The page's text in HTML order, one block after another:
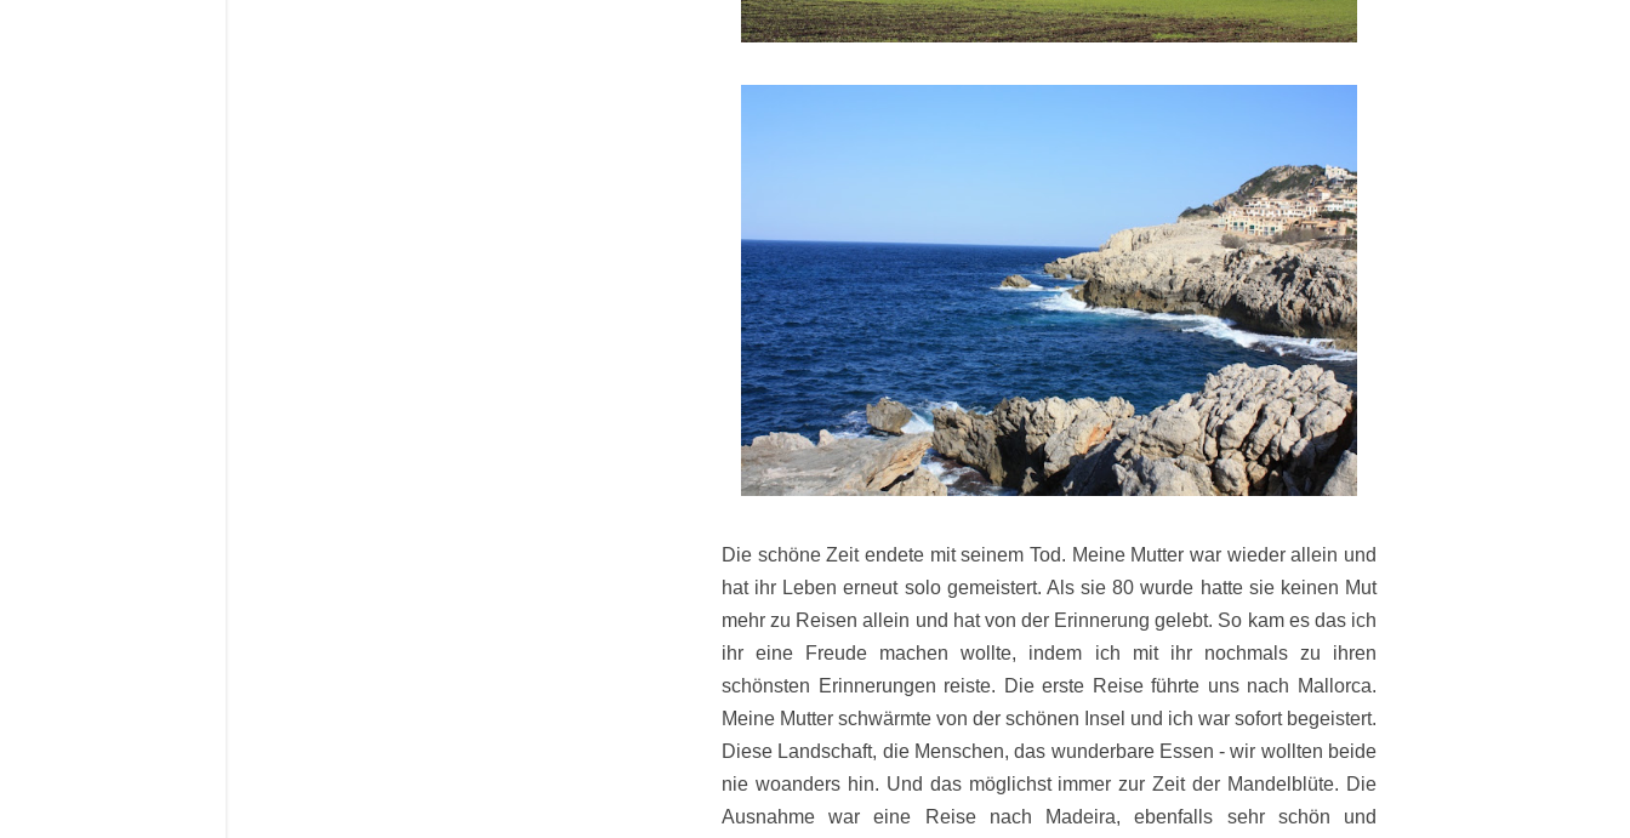
Die schöne Zeit endete mit seinem Tod. Meine Mutter war wieder allein und
hat ihr Leben erneut solo gemeistert. Als sie 80 wurde hatte sie keinen Mut
mehr zu Reisen allein und hat von der Erinnerung gelebt. So kam es das ich
ihr eine Freude machen wollte, indem ich mit ihr nochmals zu ihren
schönsten Erinnerungen reiste. Die erste Reise führte uns nach Mallorca.
Meine Mutter schwärmte von der schönen Insel und ich war sofort begeistert.
Diese Landschaft, die Menschen, das wunderbare Essen - wir wollten beide
nie woanders hin. Und das möglichst immer zur Zeit der Mandelblüte. Die
Ausnahme war eine Reise nach Madeira, ebenfalls sehr schön und